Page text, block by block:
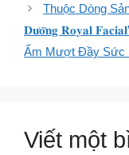
Thuộc Dòng
𝐃𝐮̛𝐨̛̃𝐧𝐠 𝐑𝐨𝐲𝐚𝐥
Ẩm Mượt Đầy Sức
Viết một